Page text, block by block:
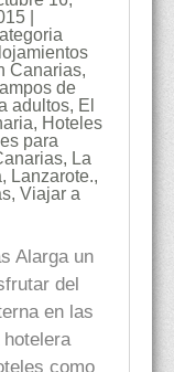
|
Canarias,
de
adultos, El
, Hoteles
para
, La
, Lanzarote.,
, Viajar a
Alarga un
del
en las
como